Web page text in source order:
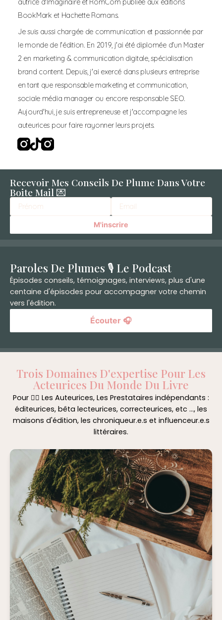
autrice d'Imaginaire et RomCom publiée aux éditions
BookMark et Hachette Romans.
Je suis aussi chargée de communication et passionnée par
le monde de l'édition. En 2019, j'ai été diplomée d'un Master
2 en marketing & communication digitale, spécialisation
brand content. Depuis, j'ai exercé dans plusieurs entreprise
en tant que responsable marketing et communication,
sociale média manager ou encore responsable SEO.
Aujourd'hui, je suis entrepreneuse et j'accompagne les
auteurices pour faire rayonner leurs projets.
Instagram
Tiktok
Recevoir Mes Conseils De Plume Dans Votre
Boite Mail 💌
Name
Email
M'inscrire
Paroles De Plumes 🎙️ Le Podcast
Épisodes conseils, témoignages, interviews, plus d'une
centaine d'épisodes pour accompagner votre chemin
vers l'édition.
Écouter 🎧
Trois Domaines D'expertise Pour Les
Acteurices Du Monde Du Livre
Pour 👉🏼 Les Auteurices, Les Prestataires indépendants :
éditeurices, bêta lecteurices, correcteurices, etc ..., les
maisons d'édition, les chroniqueur.e.s et influenceur.e.s
littéraires.